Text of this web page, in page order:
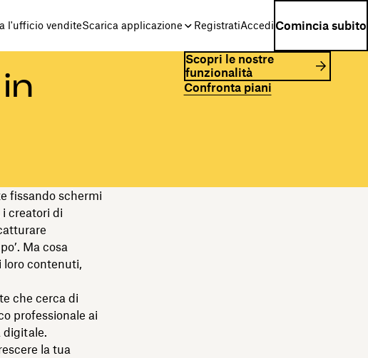
l'ufficio venditeScarica applicazione RegistratiAccedi Comincia subito
Scopri le nostre
funzionalità
Confronta piani
fissando schermi
creatori di
Ma cosa
loro contenuti,
che cerca di
professionale ai
digitale.
la tua